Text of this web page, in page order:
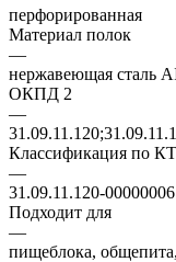
перфорированная
Материал полок
—
нержавеющая сталь
ОКПД 2
—
Классификация по
—
31.09.11.120-00000006
Подходит для
—
пищеблока,